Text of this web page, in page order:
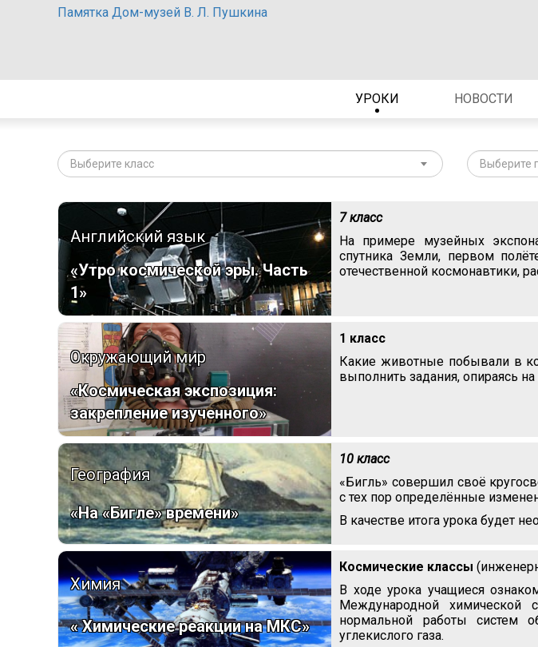
Памятка Дом-музей В. Л. Пушкина
УРОКИ НОВОСТИ
Выберите класс Выберите
Английский язык
«Утро космической эры. Часть
1»
7 класс
На примере музейных
спутника Земли, первом
отечественной космонавтики,
Окружающий мир
«Космическая экспозиция:
закрепление изученного»
1 класс
Какие животные побывали в
выполнить задания, опираясь
География
«На «Бигле» времени»
10 класс
«Бигль» совершил своё
с тех пор определённые
В качестве итога урока будет
Химия
« Химические реакции на МКС»
Космические классы
В ходе урока учащиеся
Международной химической
нормальной работы систем
углекислого газа.